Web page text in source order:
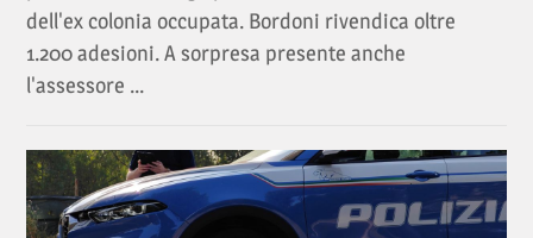
dell'ex colonia occupata. Bordoni rivendica oltre
1.200 adesioni. A sorpresa presente anche
l'assessore ...